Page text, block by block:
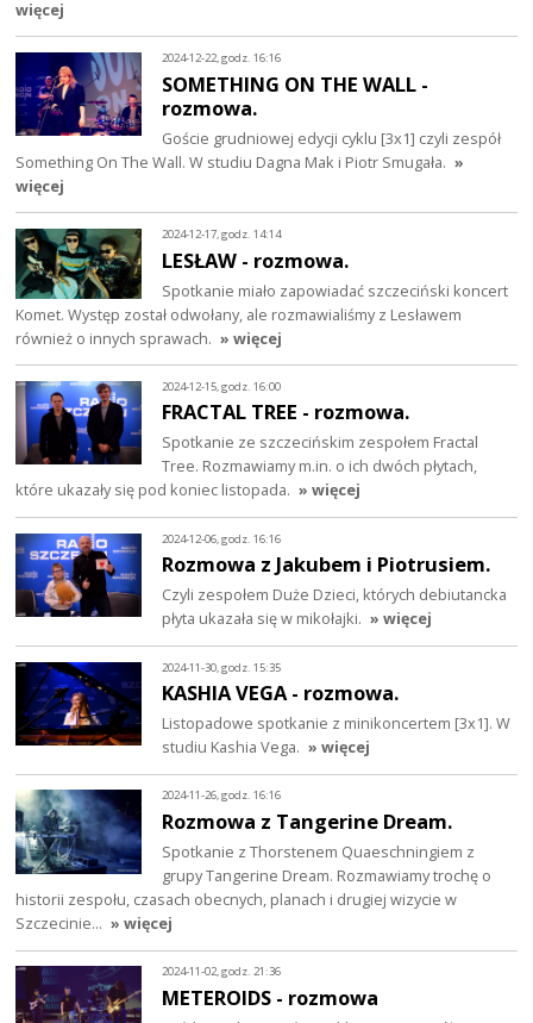
więcej
2024-12-22, godz. 16:16
SOMETHING ON THE WALL -
rozmowa.
Goście grudniowej edycji cyklu [3x1] czyli zespół
Something On The Wall. W studiu Dagna Mak i Piotr Smugała. »
więcej
2024-12-17, godz. 14:14
LESŁAW - rozmowa.
Spotkanie miało zapowiadać szczeciński koncert
Komet. Występ został odwołany, ale rozmawialiśmy z Lesławem
również o innych sprawach. » więcej
2024-12-15, godz. 16:00
FRACTAL TREE - rozmowa.
Spotkanie ze szczecińskim zespołem Fractal
Tree. Rozmawiamy m.in. o ich dwóch płytach,
które ukazały się pod koniec listopada. » więcej
2024-12-06, godz. 16:16
Rozmowa z Jakubem i Piotrusiem.
Czyli zespołem Duże Dzieci, których debiutancka
płyta ukazała się w mikołajki. » więcej
2024-11-30, godz. 15:35
KASHIA VEGA - rozmowa.
Listopadowe spotkanie z minikoncertem [3x1]. W
studiu Kashia Vega. » więcej
2024-11-26, godz. 16:16
Rozmowa z Tangerine Dream.
Spotkanie z Thorstenem Quaeschningiem z
grupy Tangerine Dream. Rozmawiamy trochę o
historii zespołu, czasach obecnych, planach i drugiej wizycie w
Szczecinie… » więcej
2024-11-02, godz. 21:36
METEROIDS - rozmowa